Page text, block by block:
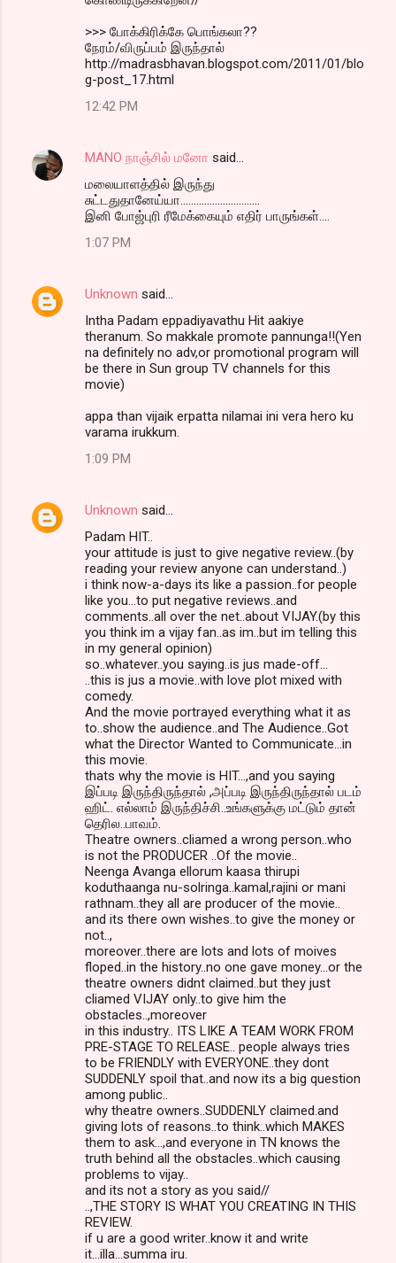
>>> போக்கிரிக்கே பொங்கலா??
நேரம்/விருப்பம் இருந்தால்
http://madrasbhavan.blogspot.com/2011/01/blo
g-post_17.html
12:42 PM
MANO நாஞ்சில் மனோ said…
மலையாளத்தில் இருந்து
சுட்டதுதானேய்யா..............................
இனி போஜ்புரி ரீமேக்கையும் எதிர் பாருங்கள்....
1:07 PM
Unknown said…
Intha Padam eppadiyavathu Hit aakiye
theranum. So makkale promote pannunga!!(Yen
na definitely no adv,or promotional program will
be there in Sun group TV channels for this
movie)
appa than vijaik erpatta nilamai ini vera hero ku
varama irukkum.
1:09 PM
Unknown said…
Padam HIT..
your attitude is just to give negative review..(by
reading your review anyone can understand..)
i think now-a-days its like a passion..for people
like you...to put negative reviews..and
comments..all over the net..about VIJAY.(by this
you think im a vijay fan..as im..but im telling this
in my general opinion)
so..whatever..you saying..is jus made-off...
..this is jus a movie..with love plot mixed with
comedy.
And the movie portrayed everything what it as
to..show the audience..and The Audience..Got
what the Director Wanted to Communicate...in
this movie.
thats why the movie is HIT...,and you saying
இப்படி இருந்திருந்தால் ,அப்படி இருந்திருந்தால் படம்
ஹிட். எல்லாம் இருந்திச்சி..உங்களுக்கு மட்டும் தான்
தெரில..பாவம்.
Theatre owners..cliamed a wrong person..who
is not the PRODUCER ..Of the movie..
Neenga Avanga ellorum kaasa thirupi
koduthaanga nu-solringa..kamal,rajini or mani
rathnam..they all are producer of the movie..
and its there own wishes..to give the money or
not..,
moreover..there are lots and lots of moives
floped..in the history..no one gave money...or the
theatre owners didnt claimed..but they just
cliamed VIJAY only..to give him the
obstacles..,moreover
in this industry.. ITS LIKE A TEAM WORK FROM
PRE-STAGE TO RELEASE.. people always tries
to be FRIENDLY with EVERYONE..they dont
SUDDENLY spoil that..and now its a big question
among public..
why theatre owners..SUDDENLY claimed.and
giving lots of reasons..to think..which MAKES
them to ask...,and everyone in TN knows the
truth behind all the obstacles..which causing
problems to vijay..
and its not a story as you said//
..,THE STORY IS WHAT YOU CREATING IN THIS
REVIEW.
if u are a good writer..know it and write
it...illa...summa iru.